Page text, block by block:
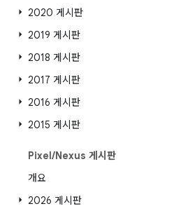
2020 게시판
2019 게시판
2018 게시판
2017 게시판
2016 게시판
2015 게시판
Pixel/Nexus 게시판
개요
2026 게시판